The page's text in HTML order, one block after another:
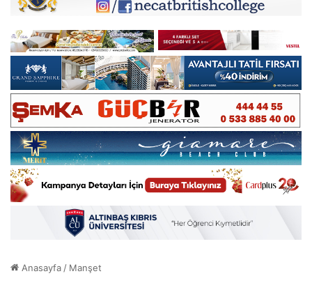
Anasayfa/ Manşet